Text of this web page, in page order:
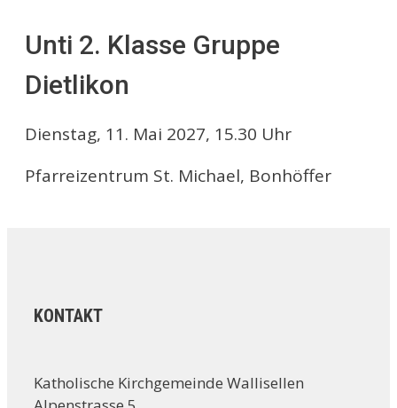
Unti 2. Klasse Gruppe
Dietlikon
Dienstag, 11. Mai 2027, 15.30 Uhr
Pfarreizentrum St. Michael, Bonhöffer
KONTAKT
Katholische Kirchgemeinde Wallisellen